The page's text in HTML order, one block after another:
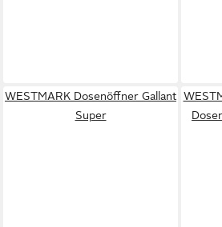
WESTMARK Dosenöffner Gallant
Super